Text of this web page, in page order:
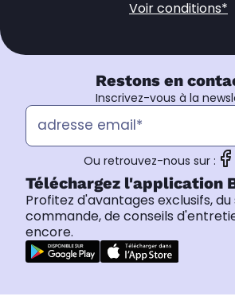
Voir conditions*
Restons en
Inscrivez-vous à la
Ou retrouvez-nous sur :
Téléchargez l'application
Profitez d'avantages exclusifs,
commande, de conseils
encore.